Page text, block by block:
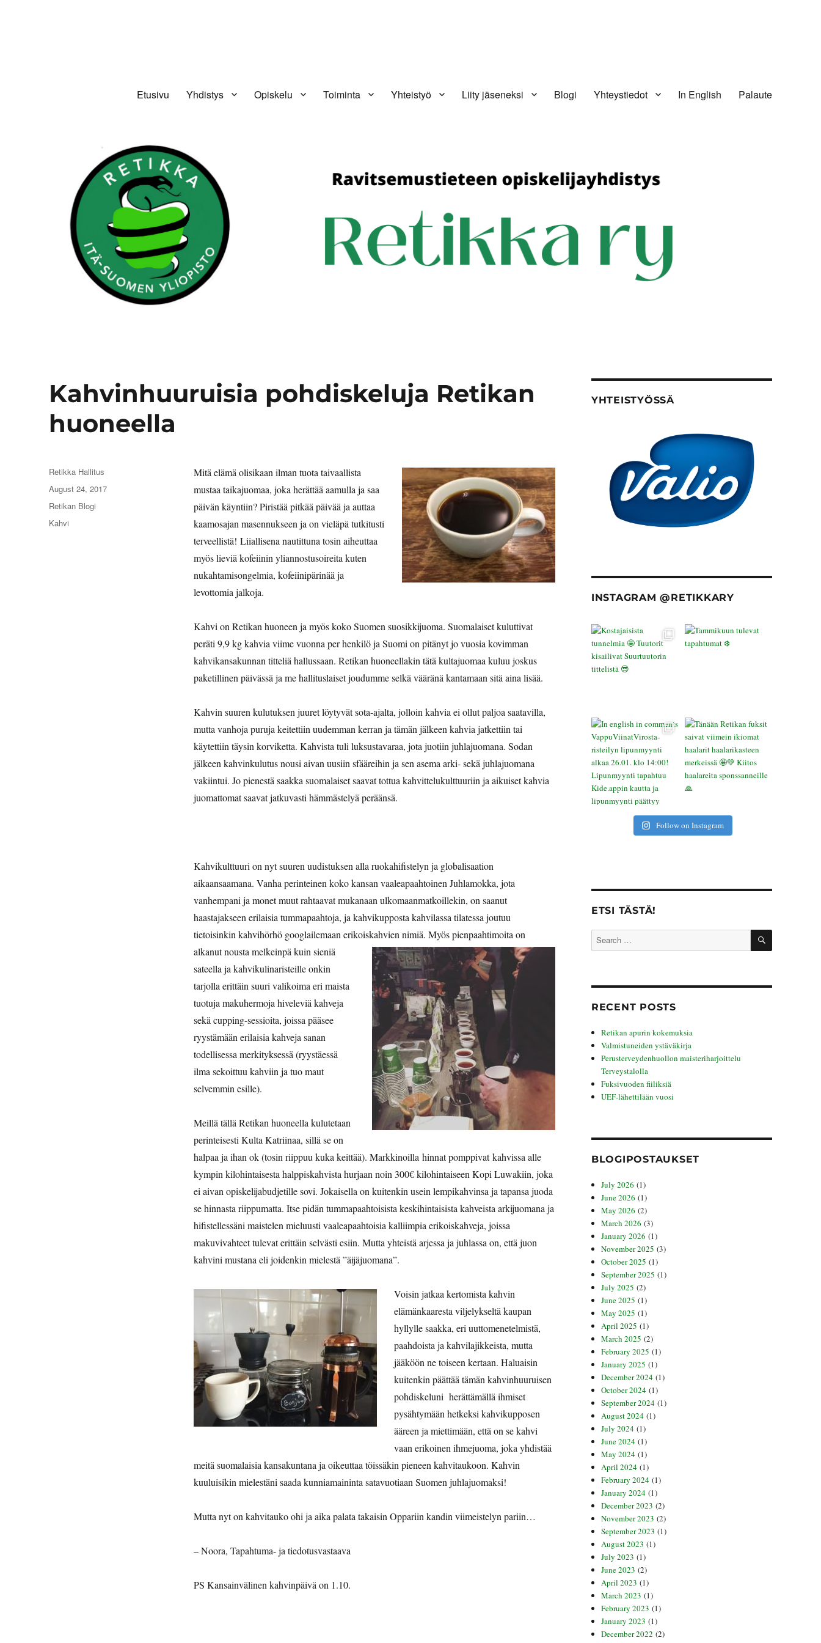
Etusivu Yhdistys Opiskelu Toiminta Yhteistyö Liity jäseneksi Blogi Yhteystiedot In English Palaute
Kahvinhuuruisia pohdiskeluja Retikan
huoneella
Mitä elämä olisikaan ilman tuota taivaallista
mustaa taikajuomaa, joka herättää aamulla ja saa
päivän käyntiin? Piristää pitkää päivää ja auttaa
kaamosajan masennukseen ja on vieläpä tutkitusti
terveellistä! Liiallisena nautittuna tosin aiheuttaa
myös lieviä kofeiinin yliannostusoireita kuten
nukahtamisongelmia, kofeiinipärinää ja
levottomia jalkoja.
Kahvi on Retikan huoneen ja myös koko Suomen suosikkijuoma. Suomalaiset kuluttivat
peräti 9,9 kg kahvia viime vuonna per henkilö ja Suomi on pitänyt jo vuosia kovimman
kahvikansakunnan titteliä hallussaan. Retikan huoneellakin tätä kultajuomaa kuluu joskus
paketillinen päivässä ja me hallituslaiset joudumme selkä vääränä kantamaan sitä aina lisää.
Kahvin suuren kulutuksen juuret löytyvät sota-ajalta, jolloin kahvia ei ollut paljoa saatavilla,
mutta vanhoja puruja keitettiin uudemman kerran ja tämän jälkeen kahvia jatkettiin tai
käytettiin täysin korviketta. Kahvista tuli luksustavaraa, jota juotiin juhlajuomana. Sodan
jälkeen kahvinkulutus nousi aivan uusiin sfääreihin ja sen asema arki- sekä juhlajuomana
vakiintui. Jo pienestä saakka suomalaiset saavat tottua kahvittelukulttuuriin ja aikuiset kahvia
juomattomat saavat jatkuvasti hämmästelyä peräänsä.
Kahvikulttuuri on nyt suuren uudistuksen alla ruokahifistelyn ja globalisaation
aikaansaamana. Vanha perinteinen koko kansan vaaleapaahtoinen Juhlamokka, jota
vanhempani ja monet muut rahtaavat mukanaan ulkomaanmatkoillekin, on saanut
haastajakseen erilaisia tummapaahtoja, ja kahvikupposta kahvilassa tilatessa joutuu
tietoisinkin kahvihörhö googlailemaan erikoiskahvien nimiä. Myös pienpaahtimoita on
alkanutnousta melkeinpä kuin sieniä
sateella ja kahvikulinaristeille onkin
tarjolla erittäin suuri valikoima eri maista
tuotuja makuhermoja hiveleviä kahveja
sekä cupping-sessioita, joissa pääsee
ryystämään erilaisia kahveja sanan
todellisessa merkityksessä (ryystäessä
ilma sekoittuu kahviin ja tuo maut
selvemmin esille).
Meillä tällä Retikan huoneella kulutetaan
perinteisesti Kulta Katriinaa, sillä se on
halpaa ja ihan ok (tosin riippuu kuka keittää). Markkinoilla hinnat pomppivat kahvissa alle
kympin kilohintaisesta halppiskahvista hurjaan noin 300€ kilohintaiseen Kopi Luwakiin, joka
ei aivan opiskelijabudjetille sovi. Jokaisella on kuitenkin usein lempikahvinsa ja tapansa juoda
se hinnasta riippumatta. Itse pidän tummapaahtoisista keskihintaisista kahveista arkijuomana ja
hifistellessäni maistelen mieluusti vaaleapaahtoisia kalliimpia erikoiskahveja, joissa
makuvivahteet tulevat erittäin selvästi esiin. Mutta yhteistä arjessa ja juhlassa on, että juon
kahvini mustana eli joidenkin mielestä ”äijäjuomana”.
Voisin jatkaa kertomista kahvin
elämänkaaresta viljelykseltä kaupan
hyllylle saakka, eri uuttomenetelmistä,
paahdoista ja kahvilajikkeista, mutta
jääköön ne toiseen kertaan. Haluaisin
kuitenkin päättää tämän kahvinhuuruisen
pohdiskeluni herättämällä ihmiset
pysähtymään hetkeksi kahvikupposen
ääreen ja miettimään, että on se kahvi
vaan erikoinen ihmejuoma, joka yhdistää
meitä suomalaisia kansakuntana ja oikeuttaa töissäkin pieneen kahvitaukoon. Kahvin
kuuluisikin mielestäni saada kunniamaininta satavuotiaan Suomen juhlajuomaksi!
Mutta nyt on kahvitauko ohi ja aika palata takaisin Oppariin kandin viimeistelyn pariin…
– Noora, Tapahtuma- ja tiedotusvastaava
PS Kansainvälinen kahvinpäivä on 1.10.
Author
Retikka Hallitus
Posted
on
August 24, 2017
Categories
Retikan Blogi
Tags
Kahvi
YHTEISTYÖSSÄ
INSTAGRAM @RETIKKARY
Follow on Instagram
ETSI TÄSTÄ!
Search
for:
SEARCH
RECENT POSTS
Retikan apurin kokemuksia
Valmistuneiden ystäväkirja
Perusterveydenhuollon maisteriharjoittelu
Terveystalolla
Fuksivuoden fiiliksiä
UEF-lähettilään vuosi
BLOGIPOSTAUKSET
July 2026 (1)
June 2026 (1)
May 2026 (2)
March 2026 (3)
January 2026 (1)
November 2025 (3)
October 2025 (1)
September 2025 (1)
July 2025 (2)
June 2025 (1)
May 2025 (1)
April 2025 (1)
March 2025 (2)
February 2025 (1)
January 2025 (1)
December 2024 (1)
October 2024 (1)
September 2024 (1)
August 2024 (1)
July 2024 (1)
June 2024 (1)
May 2024 (1)
April 2024 (1)
February 2024 (1)
January 2024 (1)
December 2023 (2)
November 2023 (2)
September 2023 (1)
August 2023 (1)
July 2023 (1)
June 2023 (2)
April 2023 (1)
March 2023 (1)
February 2023 (1)
January 2023 (1)
December 2022 (2)